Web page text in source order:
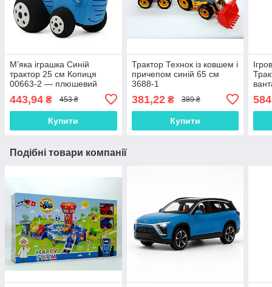
М’яка іграшка Синій
трактор 25 см Копиця
00663-2 — плюшевий
трактор-подушка для дітей
443,94 ₴ 453 ₴
Купити
Трактор Технок із ковшем і
причепом синій 65 см
3688-1
381,22₴ 389 ₴
Купити
Подібні товари компанії